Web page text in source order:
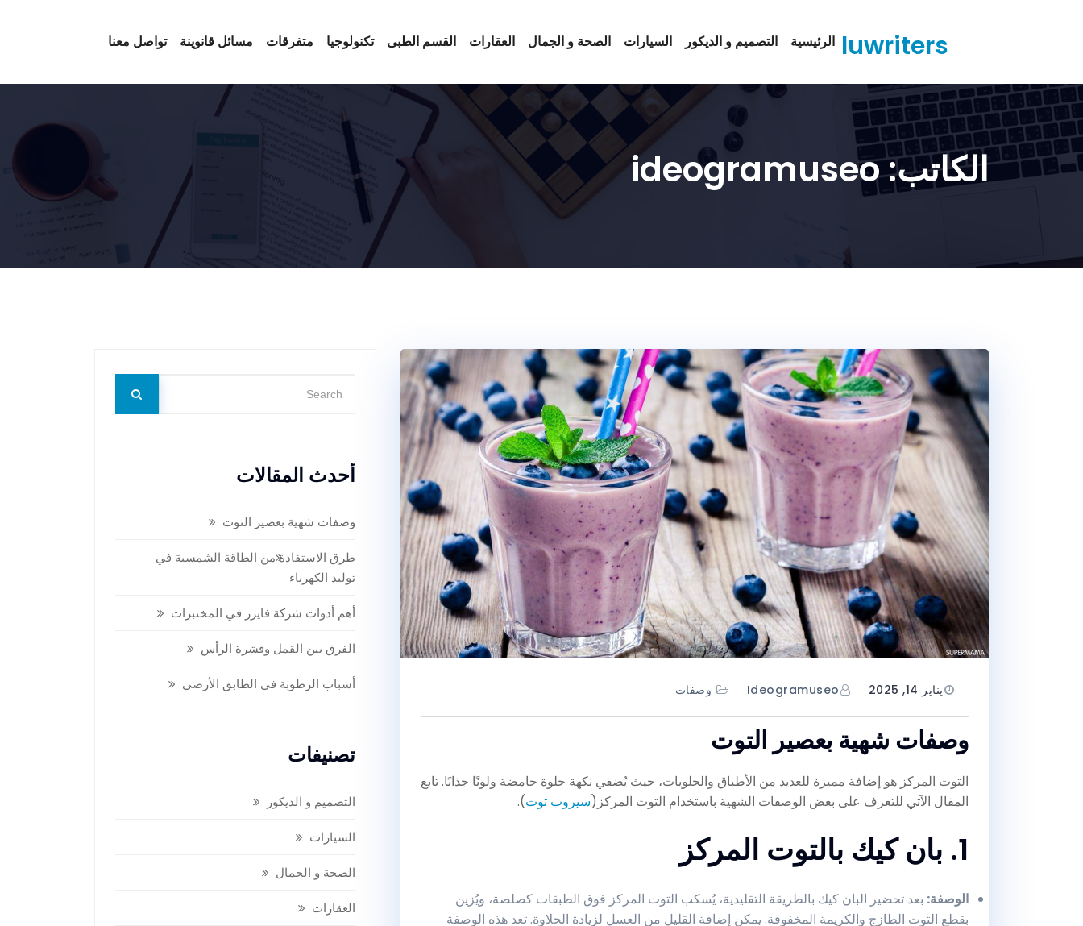
luwriters الرئيسية التصميم و الديكور السيارات الصحة و الجمال العقارات القسم الطبى تكنولوجيا متفرقات مسائل قانوينة تواصل معنا
الكاتب:ideogramuseo
يناير 14, 2025 Ideogramuseo وصفات
وصفات شهية بعصير التوت
التوت المركز هو إضافة مميزة للعديد من الأطباق والحلويات، حيث يُضفي نكهة حلوة حامضة ولونًا جذابًا. تابع
المقال الآتي للتعرف على بعض الوصفات الشهية باستخدام التوت المركز(سيروب توت).
1. بان كيك بالتوت المركز
الوصفة: بعد تحضير البان كيك بالطريقة التقليدية، يُسكب التوت المركز فوق الطبقات كصلصة، ويُزين
بقطع التوت الطازج والكريمة المخفوقة. يمكن إضافة القليل من العسل لزيادة الحلاوة. تعد هذه الوصفة
أحدث المقالات
وصفات شهية بعصير التوت
طرق الاستفادة من الطاقة الشمسية في
توليد الكهرباء
أهم أدوات شركة فايزر في المختبرات
الفرق بين القمل وقشرة الرأس
أسباب الرطوبة في الطابق الأرضي
تصنيفات
التصميم و الديكور
السيارات
الصحة و الجمال
العقارات